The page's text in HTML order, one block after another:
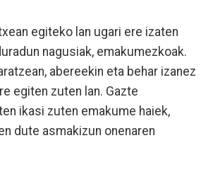
egiteko lan ugari ere izaten
nagusiak, emakumezkoak.
abereekin eta behar izanez
egiten zuten lan. Gazte
ikasi zuten emakume haiek,
dute asmakizun onenaren